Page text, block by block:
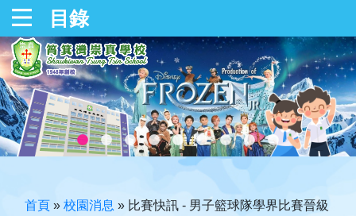
目錄
首頁 » 校園消息 » 比賽快訊 - 男子籃球隊學界比賽晉級